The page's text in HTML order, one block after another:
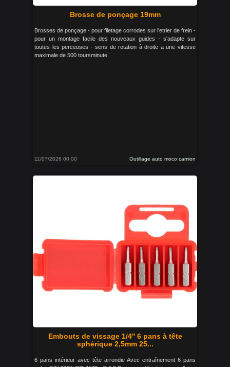
Brosse de ponçage 19mm
Brosses de ponçage - pour filetage corrodes sur l'etrier de frein -
pour un montage facile des nouveaux guides - s'adapte sur
toutes les perceuses - sens de rotation à droite a une vitesse
maximale de 500 toursminute
11/07/2026 00:00 Outillage auto moco camion
Embouts de vissage 1/4'' 6 pans à tête
sphérique 2,5mm 25...
6 pans intérieur avec tête arrondie Avec entraînement 6 pans